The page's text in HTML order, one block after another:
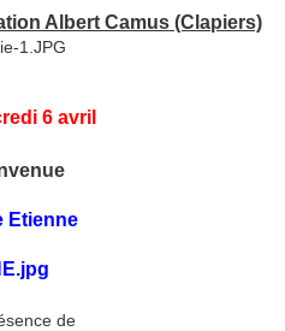
Albert Camus (Clapiers)
6 avril
Etienne
de